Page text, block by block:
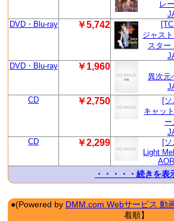
レ
DVD・Blu-ray
￥5,742
ジャス
スター
DVD・Blu-ray
￥1,960
異次元
CD
￥2,750
[
キャッ
ー
CD
￥2,299
[
Light
・・・・・続きを表
●(Powered by DMM.com Webサービス 動
着順】